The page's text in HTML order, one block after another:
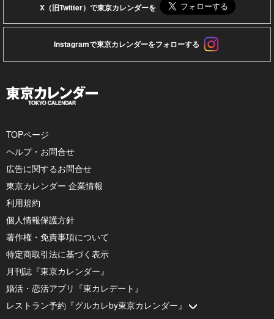
X（旧Twitter）で東京カレンダーを
Instagramで東京カレンダーをフォローする
TOPページ
ヘルプ・お問合せ
広告に関するお問合せ
東京カレンダー 企業情報
利用規約
個人情報保護方針
著作権・免責事項について
特定商取引法に基づく表示
月刊誌『東京カレンダー』
婚活・恋活アプリ『東カレデート』
レストラン予約『グルカレby東京カレンダー』